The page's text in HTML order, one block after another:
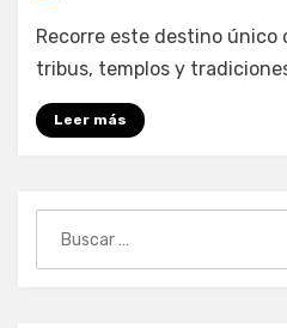
Recorre este destino único
tribus, templos y
Leer más